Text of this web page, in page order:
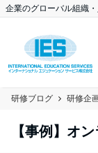
企業のグローバル組織
研修ブログ 研修企
【事例】オ